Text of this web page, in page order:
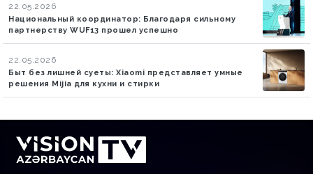
22.05.2026
Национальный координатор: Благодаря сильному
партнерству WUF13 прошел успешно
22.05.2026
Быт без лишней суеты: Xiaomi представляет умные
решения Mijia для кухни и стирки